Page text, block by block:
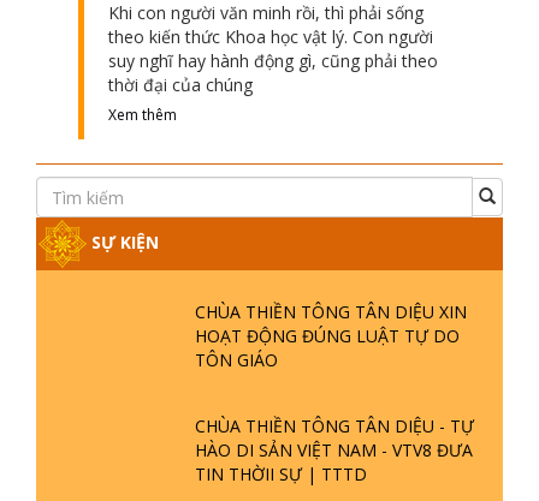
Khi con người văn minh rồi, thì phải sống
theo kiến thức Khoa học vật lý. Con người
suy nghĩ hay hành động gì, cũng phải theo
thời đại của chúng
Xem thêm
SỰ KIỆN
CHÙA THIỀN TÔNG TÂN DIỆU XIN
HOẠT ĐỘNG ĐÚNG LUẬT TỰ DO
TÔN GIÁO
CHÙA THIỀN TÔNG TÂN DIỆU - TỰ
HÀO DI SẢN VIỆT NAM - VTV8 ĐƯA
TIN THỜII SỰ | TTTD